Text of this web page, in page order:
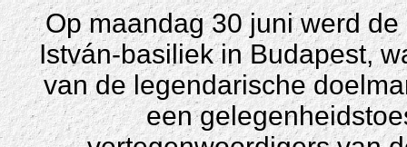
Op maandag 30 juni werd
István-basiliek in Budapest,
van de legendarische
een